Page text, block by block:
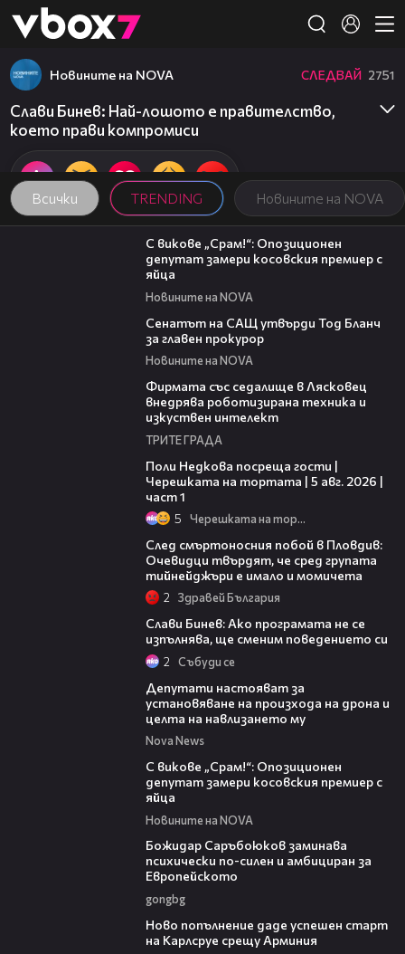
👾
Всички TRENDING Новините на NOVA
Новините на NOVA СЛЕДВАЙ 2751
Слави Бинев: Най-лошото е правителство,
което прави компромиси
01:24
С викове „Срам!“: Опозиционен
депутат замери косовския премиер с
яйца
Новините на NOVA
Сенатът на САЩ утвърди Тод Бланч
за главен прокурор
Новините на NOVA
Фирмата със седалище в Лясковец
внедрява роботизирана техника и
изкуствен интелект
ТРИТЕ ГРАДА
Поли Недкова посреща гости |
Черешката на тортата | 5 авг. 2026 |
част 1
5 Черешката на тортата
След смъртоносния побой в Пловдив:
Очевидци твърдят, че сред групата
тийнейджъри е имало и момичета
2 Здравей България
Слави Бинев: Ако програмата не се
изпълнява, ще сменим поведението си
2 Събуди се
Депутати настояват за
установяване на произхода на дрона и
целта на навлизането му
Nova News
С викове „Срам!“: Опозиционен
депутат замери косовския премиер с
яйца
Новините на NOVA
Божидар Саръбоюков заминава
психически по-силен и амбициран за
Европейското
gongbg
Ново попълнение даде успешен старт
на Карлсруе срещу Арминия